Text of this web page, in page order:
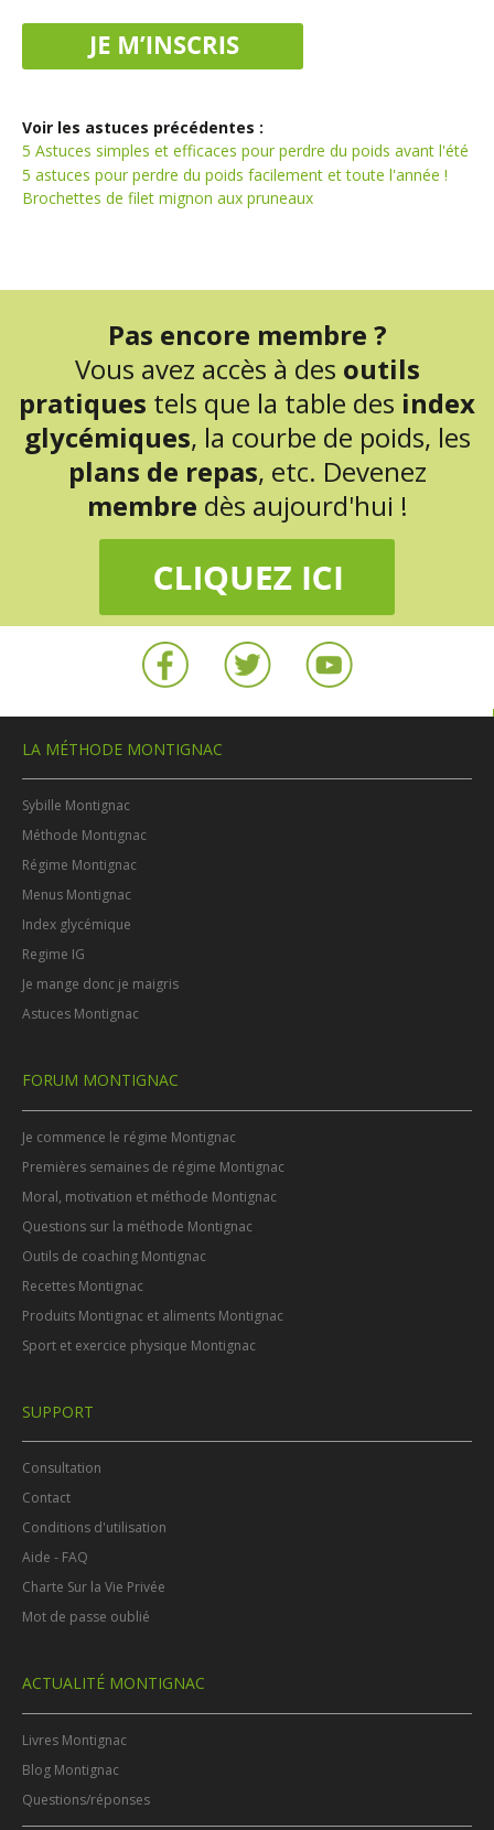
Voir les astuces précédentes :
5 Astuces simples et efficaces pour perdre du poids avant l'été
5 astuces pour perdre du poids facilement et toute l'année !
Brochettes de filet mignon aux pruneaux
Pas encore membre ?
Vous avez accès à des outils
pratiques tels que la table des index
glycémiques, la courbe de poids, les
plans de repas, etc. Devenez
membre dès aujourd'hui !
LA MÉTHODE MONTIGNAC
Sybille Montignac
Méthode Montignac
Régime Montignac
Menus Montignac
Index glycémique
Regime IG
Je mange donc je maigris
Astuces Montignac
FORUM MONTIGNAC
Je commence le régime Montignac
Premières semaines de régime Montignac
Moral, motivation et méthode Montignac
Questions sur la méthode Montignac
Outils de coaching Montignac
Recettes Montignac
Produits Montignac et aliments Montignac
Sport et exercice physique Montignac
SUPPORT
Consultation
Contact
Conditions d'utilisation
Aide - FAQ
Charte Sur la Vie Privée
Mot de passe oublié
ACTUALITÉ MONTIGNAC
Livres Montignac
Blog Montignac
Questions/réponses